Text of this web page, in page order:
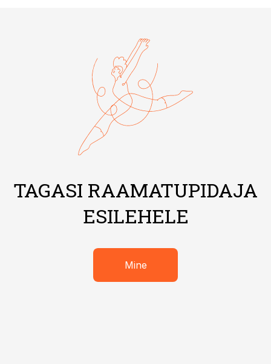
TAGASI RAAMATUPIDAJA
ESILEHELE
Mine